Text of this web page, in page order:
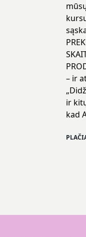
– ir
ir
kad